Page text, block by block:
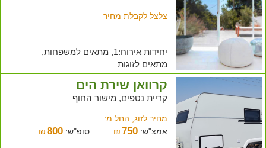
צלצל לקבלת מחיר
יחידות אירוח:1, מתאים למשפחות,
מתאים לזוגות
קרוואן שירת הים
קריית נטפים, מישור החוף
מחיר לזוג, החל מ:
אמצ"ש:
₪750 סופ"ש: ₪ 800